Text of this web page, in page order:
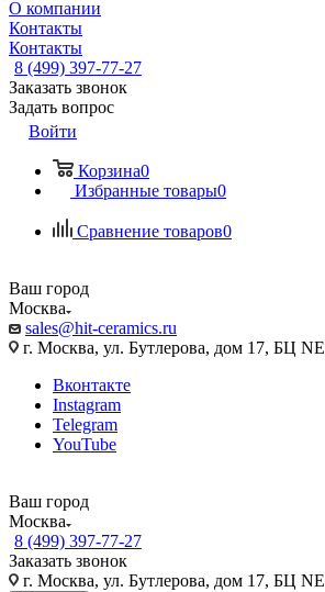
О компании
Контакты
Контакты
8 (499) 397-77-27
Заказать звонок
Задать вопрос
Войти
Корзина0
Избранные товары0
Сравнение товаров0
Ваш город
Москва
sales@hit-ceramics.ru
г. Москва, ул. Бутлерова, дом 17, БЦ
Вконтакте
Instagram
Telegram
YouTube
Ваш город
Москва
8 (499) 397-77-27
Заказать звонок
г. Москва, ул. Бутлерова, дом 17, БЦ